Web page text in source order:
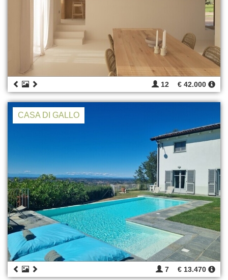
12 € 42.000
CASA DI GALLO
7 € 13.470